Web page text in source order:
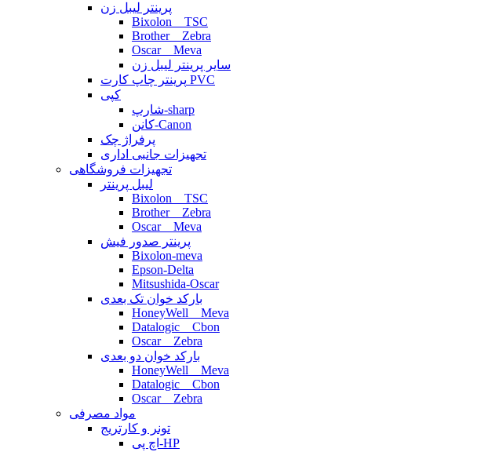
پرینتر لیبل زن
Bixolon _ TSC
Brother _ Zebra
Oscar _ Meva
سایر پرینتر لیبل زن
پرینتر چاپ کارت PVC
کپی
شارپ-sharp
کانن-Canon
پرفراژ چک
تجهیزات جانبی اداری
تجهیزات فروشگاهی
لیبل پرینتر
Bixolon _ TSC
Brother _ Zebra
Oscar _ Meva
پرینتر صدور فیش
Bixolon-meva
Epson-Delta
Mitsushida-Oscar
بارکد خوان تک بعدی
HoneyWell _ Meva
Datalogic _ Cbon
Oscar _ Zebra
بارکد خوان دو بعدی
HoneyWell _ Meva
Datalogic _ Cbon
Oscar _ Zebra
مواد مصرفی
تونر و کارتریج
اچ پی-HP